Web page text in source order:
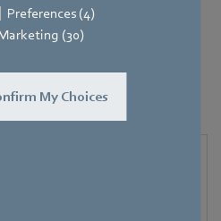
Preferences (4)
(30)
My Choices
die mit einem MODBUS